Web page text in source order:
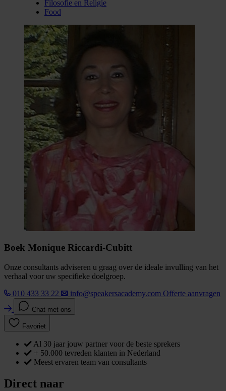
Filosofie en Religie
Food
Boek Monique Riccardi-Cubitt
Onze consultants adviseren u graag over de ideale invulling van het
verhaal voor uw specifieke doelgroep.
010 433 33 22
info@speakersacademy.com Offerte aanvragen
Chat met ons
Favoriet
Al 30 jaar jouw partner voor de beste sprekers
+ 50.000 tevreden klanten in Nederland
Meest ervaren team van consultants
Direct naar